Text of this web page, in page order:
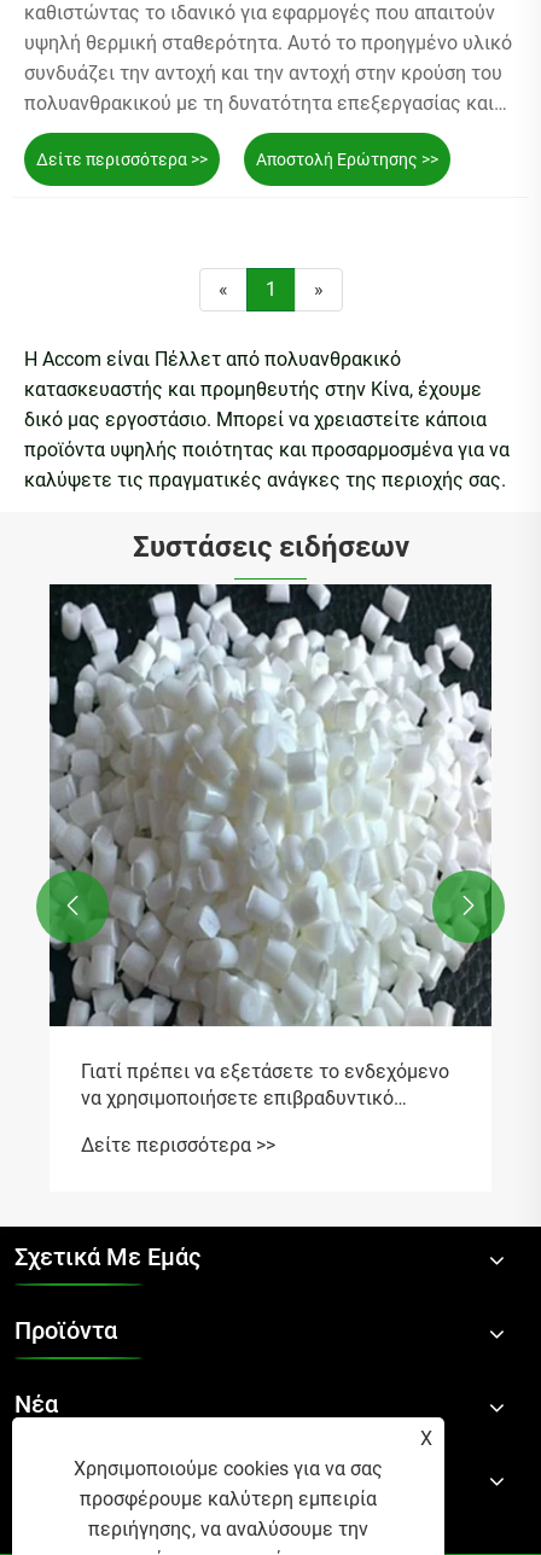
καθιστώντας το ιδανικό για εφαρμογές που απαιτούν
υψηλή θερμική σταθερότητα. Αυτό το προηγμένο υλικό
συνδυάζει την αντοχή και την αντοχή στην κρούση του
πολυανθρακικού με τη δυνατότητα επεξεργασίας και
την οικονομική απόδοση του ABS. Το C6500 διατηρεί τη
δομική του ακεραιότητα και την απόδοσή του σε
υψηλές θερμοκρασίες, διασφαλίζοντας αξιόπιστη
ηλεκτρονικά είδη ευρείας κατανάλωσης. Οι
εξαιρετικές θερμικές του ιδιότητες, σε συνδυασμό με
την καλή μηχανική αντοχή και την ευκολία
επεξεργασίας, το καθιστούν μια ευέλικτη επιλογή για
εφαρμογές υψηλής απόδοσης.
Δείτε περισσότερα >> Αποστολή Ερώτησης >>
« 1 »
Η Accom είναι Πέλλετ από πολυανθρακικό
κατασκευαστής και προμηθευτής στην Κίνα, έχουμε
δικό μας εργοστάσιο. Μπορεί να χρειαστείτε κάποια
προϊόντα υψηλής ποιότητας και προσαρμοσμένα για να
καλύψετε τις πραγματικές ανάγκες της περιοχής σας.
Συστάσεις ειδήσεων
Το πλαστικό φτυάρι από πολυαμίδιο είναι
τοξικό σε υψηλή θερμοκρασία
Δείτε περισσότερα >>
 
Σχετικά Με Εμάς
Προϊόντα
Νέα
Επικοινωνήστε Μαζί Μας
X
Χρησιμοποιούμε cookies για να σας
προσφέρουμε καλύτερη εμπειρία
περιήγησης, να αναλύσουμε την